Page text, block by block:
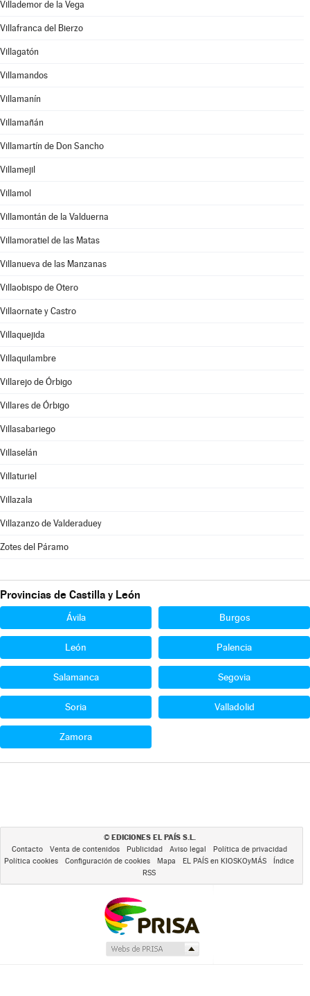
Villademor de la Vega
Villafranca del Bierzo
Villagatón
Villamandos
Villamanín
Villamañán
Villamartín de Don Sancho
Villamejil
Villamol
Villamontán de la Valduerna
Villamoratiel de las Matas
Villanueva de las Manzanas
Villaobispo de Otero
Villaornate y Castro
Villaquejida
Villaquilambre
Villarejo de Órbigo
Villares de Órbigo
Villasabariego
Villaselán
Villaturiel
Villazala
Villazanzo de Valderaduey
Zotes del Páramo
Provincias de Castilla y León
Ávila Burgos
León Palencia
Salamanca Segovia
Soria Valladolid
Zamora
© EDICIONES EL PAÍS S.L.
Contacto Venta de contenidos Publicidad Aviso legal
Política de privacidad
Política cookies
Configuración de cookies Mapa EL PAÍS en KIOSKOyMÁS
Índice
RSS